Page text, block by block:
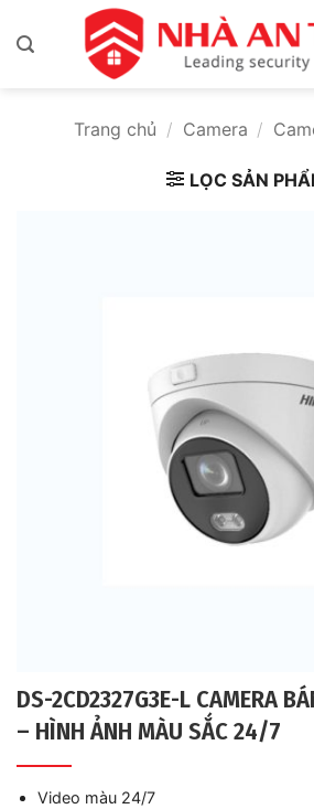
qua
Trang chủ / Camera /
LỌC SẢN
DS-2CD2327G3E-L CAMERA
– HÌNH ẢNH MÀU SẮC 24/7
Video màu 24/7